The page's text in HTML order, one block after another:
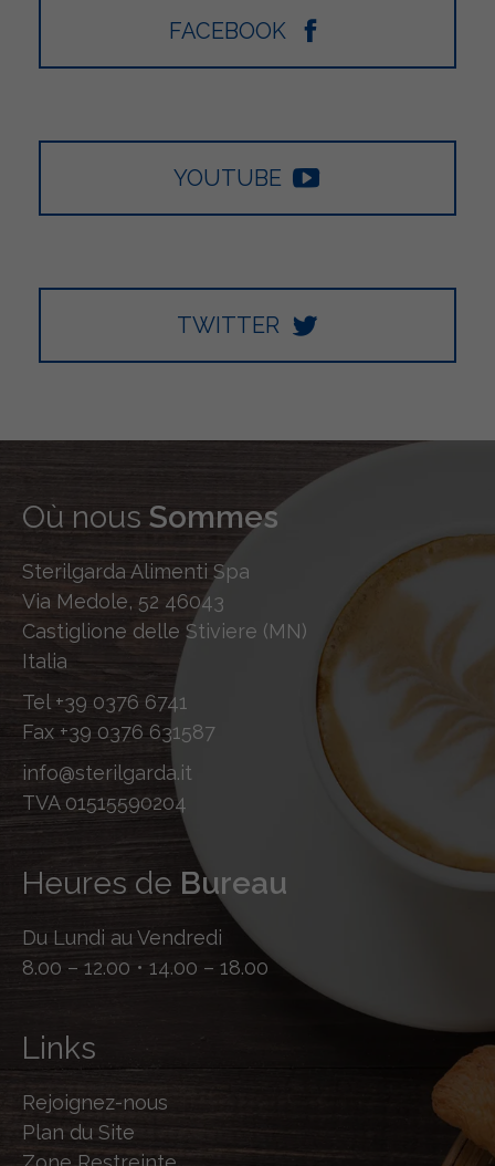
FACEBOOK
YOUTUBE
TWITTER
Où nous Sommes
Sterilgarda Alimenti Spa
Via Medole, 52 46043
Castiglione delle Stiviere (MN)
Italia
Tel +39 0376 6741
Fax +39 0376 631587
info@sterilgarda.it
TVA 01515590204
Heures de Bureau
Du Lundi au Vendredi
8.00 – 12.00 • 14.00 – 18.00
Links
Rejoignez-nous
Plan du Site